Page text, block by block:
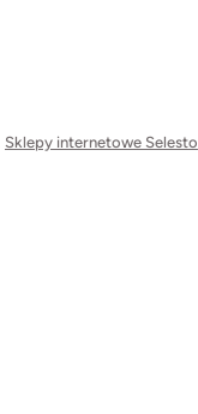
Sklepy internetowe Selesto